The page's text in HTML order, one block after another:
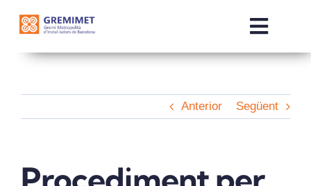
Toggle
Anterior Següent